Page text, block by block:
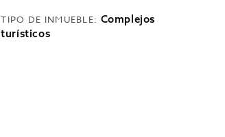
TIPO DE INMUEBLE: Complejos
turísticos